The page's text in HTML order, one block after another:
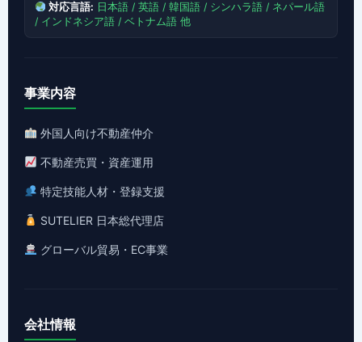
対応言語: 日本語 / 英語 / 韓国語 / シンハラ語 / ネパール語
/ インドネシア語 / ベトナム語 他
事業内容
外国人向け不動産仲介
不動産売買・資産運用
特定技能人材・登録支援
SUTELIER 日本総代理店
グローバル貿易・EC事業
会社情報